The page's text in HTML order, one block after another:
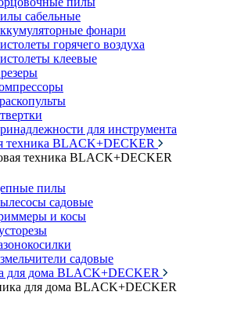
сабельные
фонари
горячего воздуха
клеевые
для инструмента
техника BLACK+DECKER
техника BLACK+DECKER
пилы
садовые
и косы
садовые
для дома BLACK+DECKER
для дома BLACK+DECKER